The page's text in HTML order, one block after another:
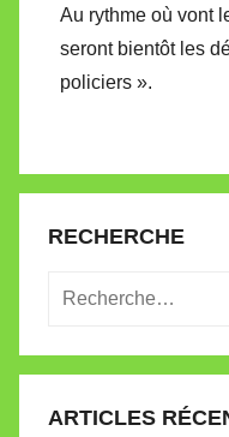
Au rythme où vont
seront bientôt les
policiers ».
RECHERCHE
Recherche
:
ARTICLES